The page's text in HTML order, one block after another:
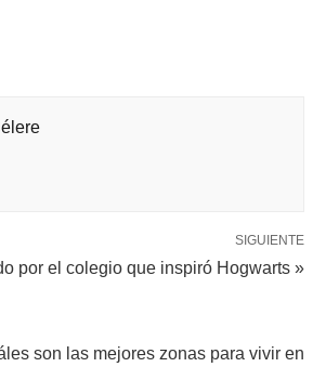
SIGUIENTE
por el colegio que inspiró Hogwarts »
son las mejores zonas para vivir en